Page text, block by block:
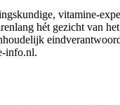
vitamine-
hét gezicht van
info.nl.